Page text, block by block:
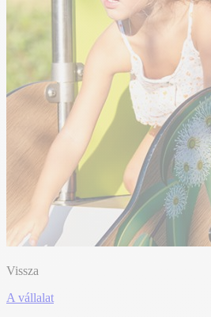
Vissza
A vállalat